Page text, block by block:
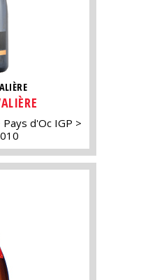
Pays d'Oc IGP